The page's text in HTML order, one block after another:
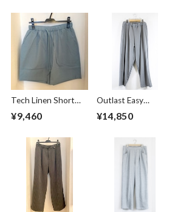
Tech Linen Short
Pants Mint
¥9,460
Outlast Easy
Pants Gray
¥14,850